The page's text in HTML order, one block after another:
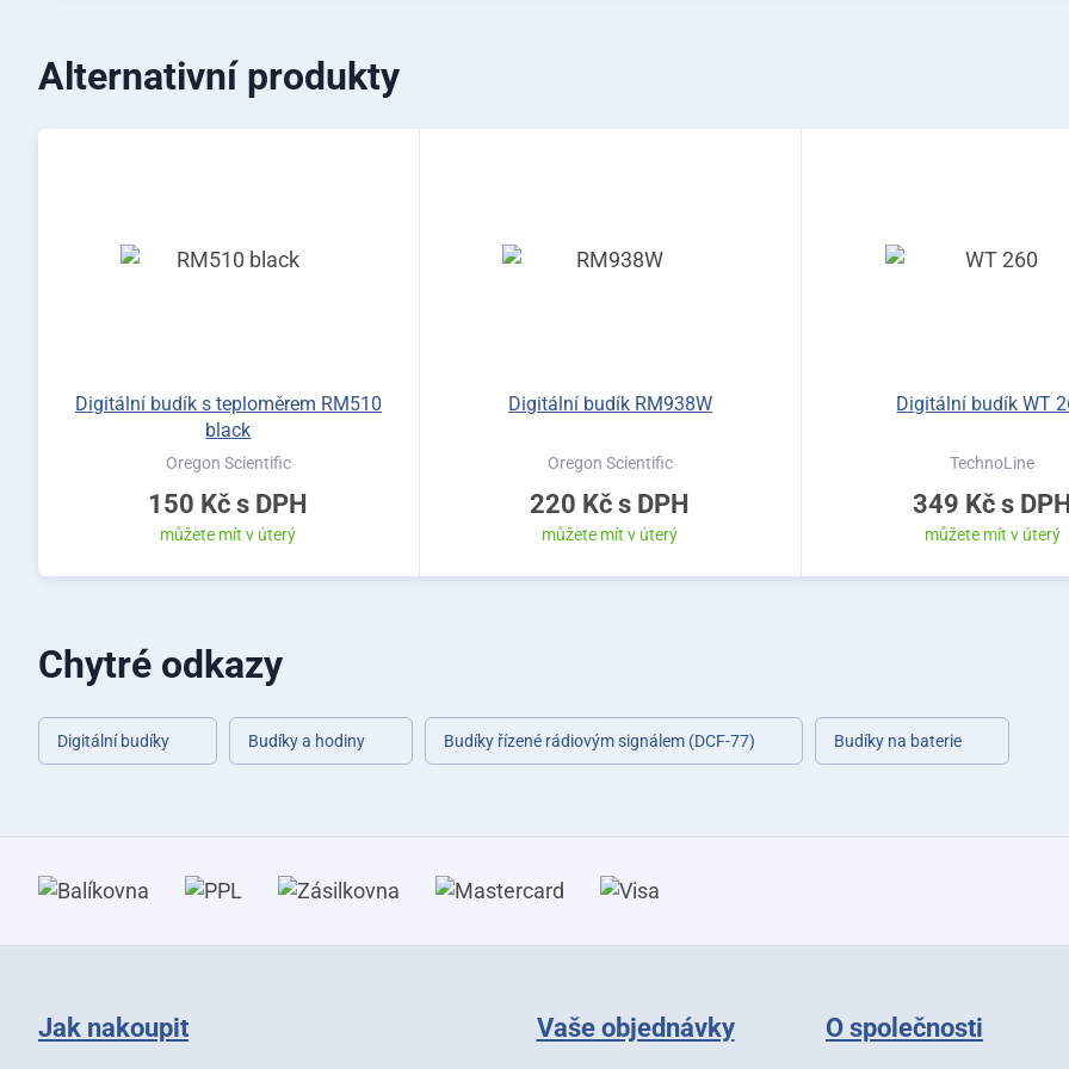
Alternativní produkty
Digitální budík s teploměrem RM510
black
Oregon Scientific
150 Kč s DPH
můžete mít v úterý
Digitální budík RM938W
Oregon Scientific
220 Kč s DPH
můžete mít v úterý
Digitální budík WT
TechnoLine
349 Kč s DPH
můžete mít v úterý
Chytré odkazy
Digitální budíky Budíky a hodiny Budíky řízené rádiovým signálem (DCF-77) Budíky na baterie
Jak nakoupit Vaše objednávky O společnosti